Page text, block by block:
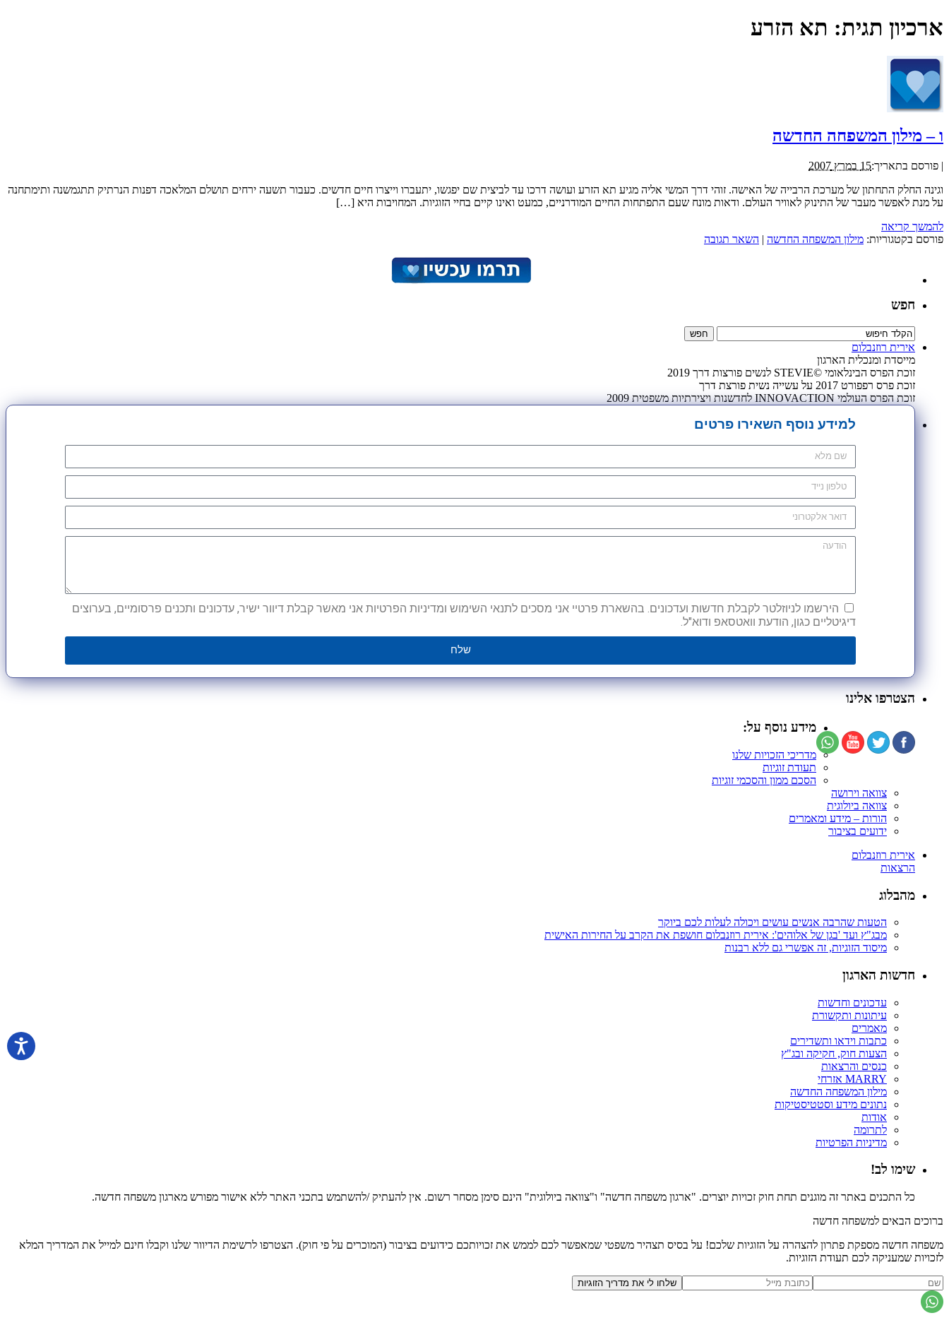
ארכיון תגית: תא הזרע
ו – מילון המשפחה החדשה
| פורסם בתאריך:15 במרץ 2007
וגינה החלק התחתון של מערכת הרבייה של האישה. זוהי דרך המשי אליה מגיע תא הזרע ועושה דרכו עד לביצית שם יפגשו, יתעברו וייצרו חיים חדשים. כעבור תשעה ירחים תושלם המלאכה דפנות הנרתיק תתגמשנה ותימתחנה
על מנת לאפשר מעבר של התינוק לאוויר העולם. ודאות מונח שעם התפתחות החיים המודרניים, כמעט ואינו קיים בחיי הזוגיות. המחויבות היא […]
להמשך קריאה
פורסם בקטגוריות: מילון המשפחה החדשה | השאר תגובה
חפש
אירית רוזנבלום
מייסדת ומנכלית הארגון
זוכת הפרס הבינלאומי ©STEVIE לנשים פורצות דרך 2019
זוכת פרס רפפורט 2017 על עשייה נשית פורצת דרך
זוכת הפרס העולמי INNOVACTION לחדשנות ויצירתיות משפטית 2009
למידע נוסף השאירו פרטים
הירשמו לניוזלטר לקבלת חדשות ועדכונים. בהשארת פרטיי אני מסכים לתנאי השימוש ומדיניות הפרטיות אני מאשר קבלת דיוור ישיר, עדכונים ותכנים פרסומיים, בערוצים
דיגיטליים כגון, הודעת וואטסאפ ודוא"ל.
שלח
הצטרפו אלינו
מידע נוסף על:
מדריכי הזכויות שלנו
תעודת זוגיות
הסכם ממון והסכמי זוגיות
צוואה וירושה
צוואה ביולוגית
הורות – מידע ומאמרים
ידועים בציבור
אירית רוזנבלום
הרצאות
מהבלוג
הטעות שהרבה אנשים עושים ויכולה לעלות לכם ביוקר
מבג"ץ ועד 'בגן של אלוהים': אירית רוזנבלום חושפת את הקרב על החירות האישית
מיסוד הזוגיות, זה אפשרי גם ללא רבנות
חדשות הארגון
עדכונים וחדשות
עיתונות ותקשורת
מאמרים
כתבות וידאו ותשדירים
הצעות חוק, חקיקה ובג"ץ
כנסים והרצאות
MARRY אזרחי
מילון המשפחה החדשה
נתונים מידע וסטטיסטיקות
אודות
לתרומה
מדיניות הפרטיות
שימו לב!
כל התכנים באתר זה מוגנים תחת חוק זכויות יוצרים. "ארגון משפחה חדשה" ו"צוואה ביולוגית" הינם סימן מסחר רשום. אין להעתיק /להשתמש בתכני האתר ללא אישור מפורש מארגון משפחה חדשה.
ברוכים הבאים למשפחה חדשה
משפחה חדשה מספקת פתרון להצהרה על הזוגיות שלכם! על בסיס תצהיר משפטי שמאפשר לכם לממש את זכויותכם כידועים בציבור (המוכרים על פי חוק). הצטרפו לרשימת הדיוור שלנו וקבלו חינם למייל את המדריך המלא
לזכויות שמעניקה לכם תעודת הזוגיות.